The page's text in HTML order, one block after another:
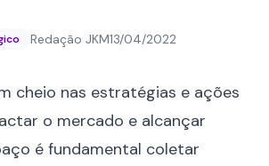
Redação JKM13/04/2022
cheio nas estratégias e ações
o mercado e alcançar
é fundamental coletar